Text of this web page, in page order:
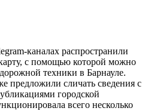
каналах распространили
с помощью которой можно
техники в Барнауле.
предложили сличать сведения с
городской
всего несколько